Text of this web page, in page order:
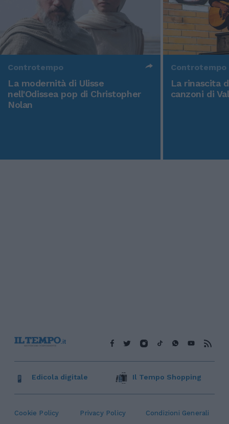
Controtempo
La modernità di Ulisse
nell'Odissea pop di Christopher
Nolan
Controtempo
La rinascita
canzoni di
Cookie Policy Privacy Policy Condizioni Generali
Edicola digitale Il Tempo Shopping